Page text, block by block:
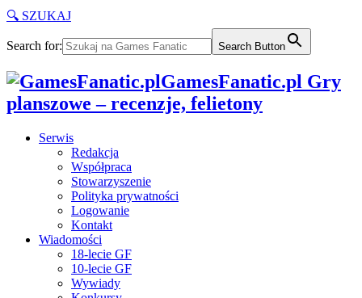
🔍 SZUKAJ
Search for: Search Button
GamesFanatic.pl Gry
planszowe – recenzje, felietony
Serwis
Redakcja
Współpraca
Stowarzyszenie
Polityka prywatności
Logowanie
Kontakt
Wiadomości
18-lecie GF
10-lecie GF
Wywiady